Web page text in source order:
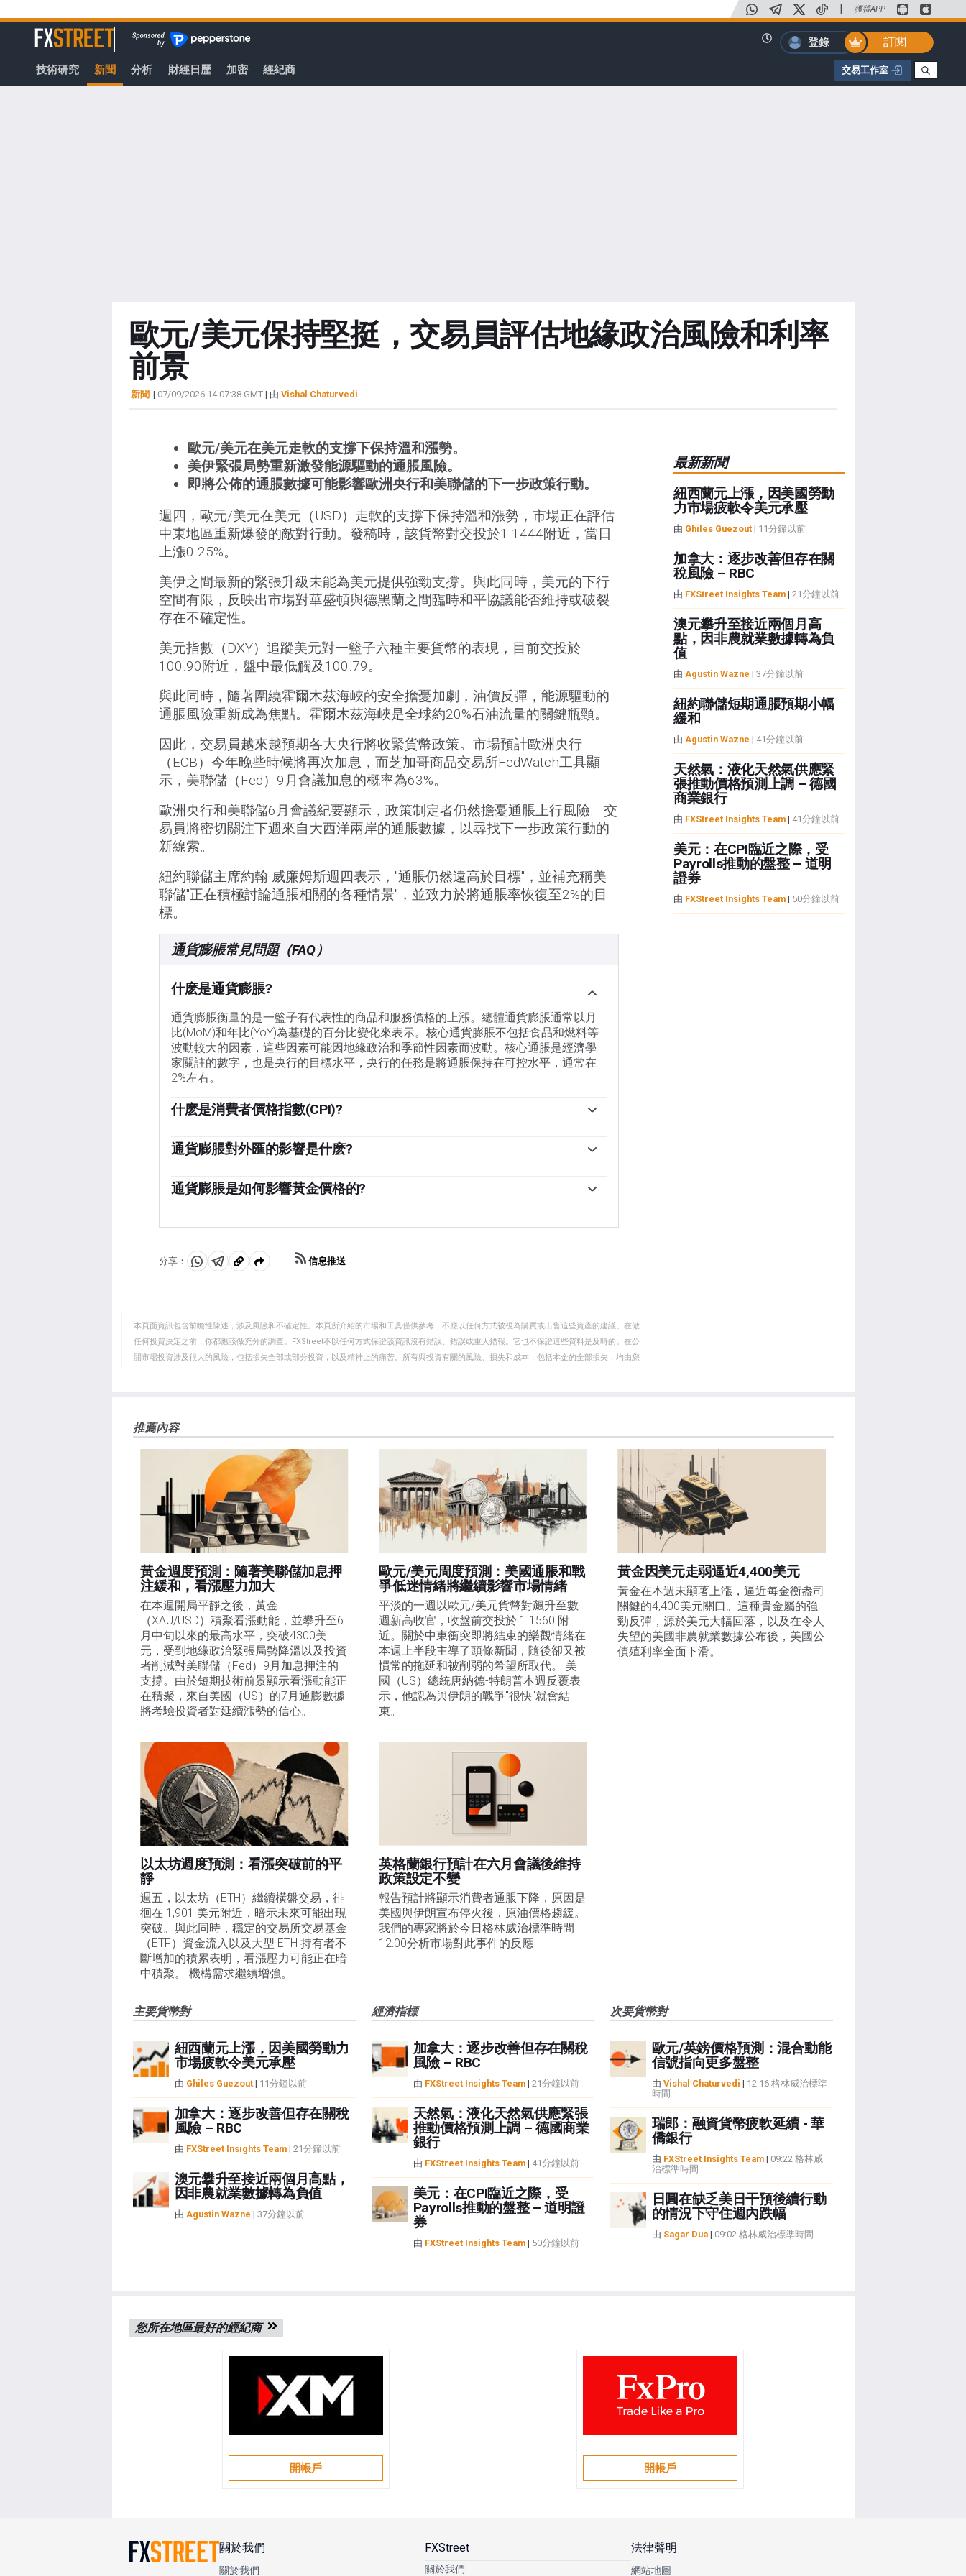
至
容
| 獲得APP
FXStreet
登錄
訂閱
技術研究 新聞 分析 財經日歷 加密 經紀商 交易工作室
歐元/美元保持堅挺，交易員評估地緣政治風險和利率
前景
新聞 | 07/09/2026 14:07:38 GMT| 由 Vishal Chaturvedi
歐元/美元在美元走軟的支撐下保持溫和漲勢。
美伊緊張局勢重新激發能源驅動的通脹風險。
即將公佈的通脹數據可能影響歐洲央行和美聯儲的下一步政策行動。
週四，歐元/美元在美元（USD）走軟的支撐下保持溫和漲勢，市場正在評估
中東地區重新爆發的敵對行動。發稿時，該貨幣對交投於1.1444附近，當日
上漲0.25%。
美伊之間最新的緊張升級未能為美元提供強勁支撐。與此同時，美元的下行
空間有限，反映出市場對華盛頓與德黑蘭之間臨時和平協議能否維持或破裂
存在不確定性。
美元指數（DXY）追蹤美元對一籃子六種主要貨幣的表現，目前交投於
100.90附近，盤中最低觸及100.79。
與此同時，隨著圍繞霍爾木茲海峽的安全擔憂加劇，油價反彈，能源驅動的
通脹風險重新成為焦點。霍爾木茲海峽是全球約20%石油流量的關鍵瓶頸。
因此，交易員越來越預期各大央行將收緊貨幣政策。市場預計歐洲央行
（ECB）今年晚些時候將再次加息，而芝加哥商品交易所FedWatch工具顯
示，美聯儲（Fed）9月會議加息的概率為63%。
歐洲央行和美聯儲6月會議紀要顯示，政策制定者仍然擔憂通脹上行風險。交
易員將密切關注下週來自大西洋兩岸的通脹數據，以尋找下一步政策行動的
新線索。
紐約聯儲主席約翰·威廉姆斯週四表示，"通脹仍然遠高於目標"，並補充稱美
聯儲"正在積極討論通脹相關的各種情景"，並致力於將通脹率恢復至2%的目
標。
通貨膨脹常見問題（FAQ）
什麽是通貨膨脹?
通貨膨脹衡量的是一籃子有代表性的商品和服務價格的上漲。總體通貨膨脹通常以月
比(MoM)和年比(YoY)為基礎的百分比變化來表示。核心通貨膨脹不包括食品和燃料等
波動較大的因素，這些因素可能因地緣政治和季節性因素而波動。核心通脹是經濟學
家關註的數字，也是央行的目標水平，央行的任務是將通脹保持在可控水平，通常在
2%左右。
什麽是消費者價格指數(CPI)?
比(MoM)和年同比(YoY)的百分比變化來表示。核心CPI是各國央行的目標，因為它不包
強。當通脹下降時，情況正好相反。
通貨膨脹對外匯的影響是什麽?
因為央行通常會提高利率以對抗更高的通脹，這會吸引更多的全球資本流入，這些投
通貨膨脹是如何影響黃金價格的?
極端動蕩時期仍然會購買黃金，因為它具有避險屬性，但大多數時候並非如此。這是
因為相對於有息資產或將錢存入現金存款賬戶，它們增加了持有黃金的機會成本。另
一方面，較低的通脹往往對黃金有利，因為它會降低利率，使這種明亮的金屬成為更
分享：
分
WhatsApp
分
Telegram
複
剪
貼
板
信息推送
本頁面資訊包含前瞻性陳述，涉及風險和不確定性。本頁所介紹的市場和工具僅供參考，不應以任何方式被視為購買或出售這些資產的建議。在做
任何投資決定之前，你都應該做充分的調查。FXStreet不以任何方式保證該資訊沒有錯誤、錯誤或重大錯報。它也不保證這些資料是及時的。在公
開市場投資涉及很大的風險，包括損失全部或部分投資，以及精神上的痛苦。所有與投資有關的風險、損失和成本，包括本金的全部損失，均由您
FXStreet和作者不提供個性化的建議。作者對該資訊的準確性、完整性或適用性不作任何陳述。FXStreet和作者將不承擔任何錯誤，遺漏或任何損
失，傷害或損害由此資訊及其顯示或使用引起的。錯誤和遺漏除外。本文作者和FXStreet並非註冊投資顧問，本文內容無意提供任何投資建議。
最新新聞
紐西蘭元上漲，因美國勞動
力市場疲軟令美元承壓
由 Ghiles Guezout| 11分鐘以前
加拿大：逐步改善但存在關
稅風險 – RBC
由 FXStreet Insights Team| 21分鐘以前
澳元攀升至接近兩個月高
點，因非農就業數據轉為負
值
由 Agustin Wazne | 37分鐘以前
紐約聯儲短期通脹預期小幅
緩和
由 Agustin Wazne | 41分鐘以前
天然氣：液化天然氣供應緊
張推動價格預測上調 – 德國
商業銀行
由 FXStreet Insights Team| 41分鐘以前
美元：在CPI臨近之際，受
Payrolls推動的盤整 – 道明
證券
由 FXStreet Insights Team| 50分鐘以前
推薦內容
黃金週度預測：隨著美聯儲加息押
注緩和，看漲壓力加大
在本週開局平靜之後，黃金
（XAU/USD）積聚看漲動能，並攀升至6
月中旬以來的最高水平，突破4300美
元，受到地緣政治緊張局勢降溫以及投資
者削減對美聯儲（Fed）9月加息押注的
支撐。由於短期技術前景顯示看漲動能正
在積聚，來自美國（US）的7月通膨數據
將考驗投資者對延續漲勢的信心。
歐元/美元周度預測：美國通脹和戰
爭低迷情緒將繼續影響市場情緒
平淡的一週以歐元/美元貨幣對飆升至數
週新高收官，收盤前交投於 1.1560 附
近。關於中東衝突即將結束的樂觀情緒在
本週上半段主導了頭條新聞，隨後卻又被
慣常的拖延和被削弱的希望所取代。 美
國（US）總統唐納德-特朗普本週反覆表
示，他認為與伊朗的戰爭"很快"就會結
束。
黃金因美元走弱逼近4,400美元
黃金在本週末顯著上漲，逼近每金衡盎司
關鍵的4,400美元關口。這種貴金屬的強
勁反彈，源於美元大幅回落，以及在令人
失望的美國非農就業數據公布後，美國公
債殖利率全面下滑。
以太坊週度預測：看漲突破前的平
靜
週五，以太坊（ETH）繼續橫盤交易，徘
徊在 1,901 美元附近，暗示未來可能出現
突破。與此同時，穩定的交易所交易基金
（ETF）資金流入以及大型 ETH 持有者不
斷增加的積累表明，看漲壓力可能正在暗
中積聚。 機構需求繼續增強。
英格蘭銀行預計在六月會議後維持
政策設定不變
報告預計將顯示消費者通脹下降，原因是
美國與伊朗宣布停火後，原油價格趨緩。
我們的專家將於今日格林威治標準時間
12:00分析市場對此事件的反應
主要貨幣對
紐西蘭元上漲，因美國勞動力
市場疲軟令美元承壓
由 Ghiles Guezout| 11分鐘以前
加拿大：逐步改善但存在關稅
風險 – RBC
由 FXStreet Insights Team| 21分鐘以前
澳元攀升至接近兩個月高點，
因非農就業數據轉為負值
由 Agustin Wazne | 37分鐘以前
經濟指標
加拿大：逐步改善但存在關稅
風險 – RBC
由 FXStreet Insights Team| 21分鐘以前
天然氣：液化天然氣供應緊張
推動價格預測上調 – 德國商業
銀行
由 FXStreet Insights Team| 41分鐘以前
美元：在CPI臨近之際，受
Payrolls推動的盤整 – 道明證
券
由 FXStreet Insights Team| 50分鐘以前
次要貨幣對
歐元/英鎊價格預測：混合動能
信號指向更多盤整
由 Vishal Chaturvedi | 12:16 格林威治標準
時間
瑞郎：融資貨幣疲軟延續 - 華
僑銀行
由 FXStreet Insights Team| 09:22 格林威
治標準時間
日圓在缺乏美日干預後續行動
的情況下守住週內跌幅
由 Sagar Dua| 09:02 格林威治標準時間
您所在地區最好的經紀商
開帳戶 開帳戶
關於我們
關於我們
FXStreet
關於我們
法律聲明
網站地圖